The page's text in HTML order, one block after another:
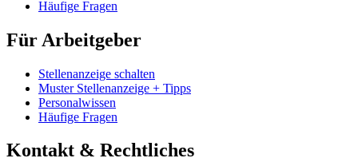
Häufige Fragen
Für Arbeitgeber
Stellenanzeige schalten
Muster Stellenanzeige + Tipps
Personalwissen
Häufige Fragen
Kontakt & Rechtliches